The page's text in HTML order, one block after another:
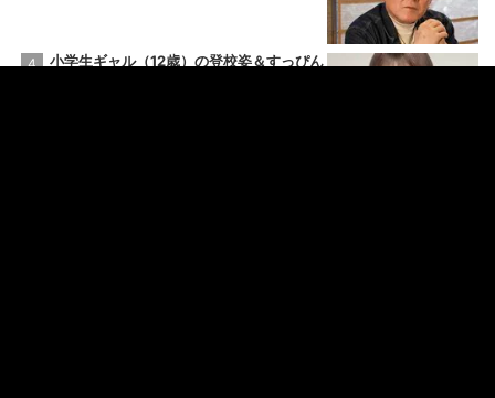
小学生ギャル（12歳）の登校姿＆すっぴん